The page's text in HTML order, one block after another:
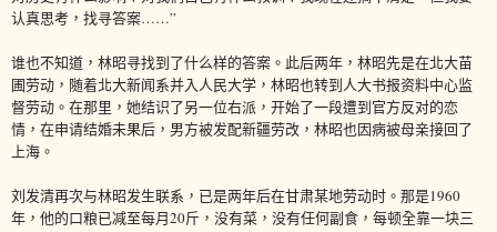
认真思考，找寻答案……”
谁也不知道，林昭寻找到了什么样的答案。此后两年，林昭先是在北大苗
圃劳动，随着北大新闻系并入人民大学，林昭也转到人大书报资料中心监
督劳动。在那里，她结识了另一位右派，开始了一段遭到官方反对的恋
情，在申请结婚未果后，男方被发配新疆劳改，林昭也因病被母亲接回了
上海。
刘发清再次与林昭发生联系，已是两年后在甘肃某地劳动时。那是1960
年，他的口粮已减至每月20斤，没有菜，没有任何副食，每顿全靠一块三